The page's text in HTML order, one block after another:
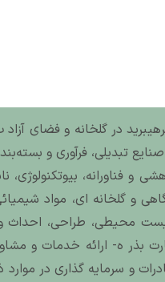
در گلخانه و فضای
تبدیلی، فرآوری و
بیوتکنولوژی،
و گلخانه ای، مواد
طراحی، احداث و
بذر ه- ارائه خدمات و
و سرمایه گذاری در